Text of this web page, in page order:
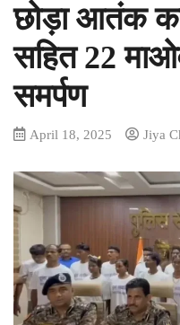
छोड़ा आतंक का
सहित 22
समर्पण
April 18, 2025 Jiya